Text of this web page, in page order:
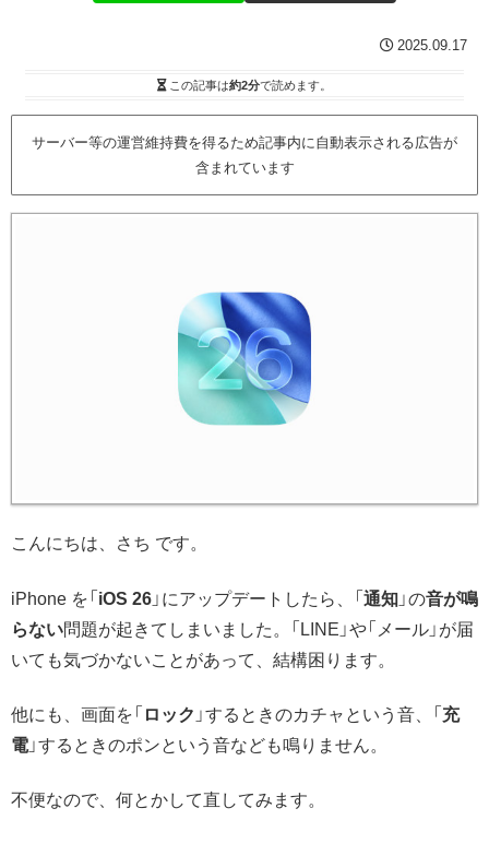
2025.09.17
この記事は約2分で読めます。
サーバー等の運営維持費を得るため記事内に自動表示される広告が
含まれています
こんにちは、さち です。
iPhone を「 iOS 26 」にアップデートしたら、「 通知 」の音が鳴
らない問題が起きてしまいました。「LINE」や「メール」が届
いても気づかないことがあって、結構困ります。
他にも、画面を「 ロック 」するときのカチャという音、「 充
電」するときのポンという音なども鳴りません。
不便なので、何とかして直してみます。